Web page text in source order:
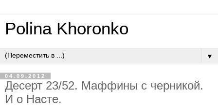
Polina Khoronko
▼
04.09.2012
Десерт 23/52. Маффины с черникой.
И о Насте.